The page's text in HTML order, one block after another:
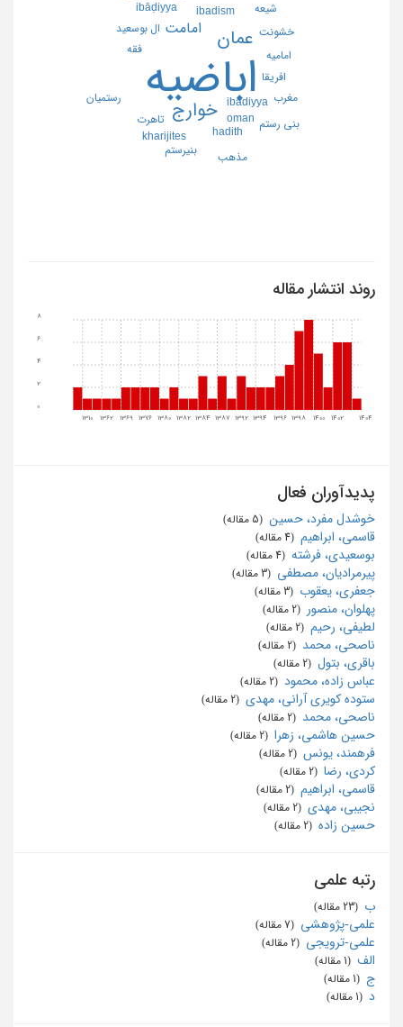
اباضيه
خوارج
عمان امامت
ibadism
ibadiyya
kharijites
oman
تاهرت
hadith
ibāḍiyya
افريقا
ال بوسعيد
اماميه
بني رستم
بنيرستم
خشونت
رستميان
شيعه
فقه
مذهب
مغرب
روند انتشار مقاله
1310 1362 1369 1376 1380 1382 1384 1387 1392 1394 1396 1398 1400 1402 1404
8
پدیدآوران فعال
خوشدل مفرد، حسین
قاسمی، ابراهیم
بوسعیدی، فرشته
پیرمرادیان، مصطفی
جعفری، یعقوب
پهلوان، منصور
لطیفی، رحیم
ناصحی، محمد
باقری، بتول
عباس زاده، محمود
ستوده کویری آرانی، مهدی
ناصحی، محمد
حسین هاشمی، زهرا
فرهمند، یونس
کردی، رضا
قاسمی، ابراهیم
نجیبی، مهدی
حسین زاده
رتبه علمی
ب
علمی-پژوهشی
علمی-ترویجی
الف
ج
د